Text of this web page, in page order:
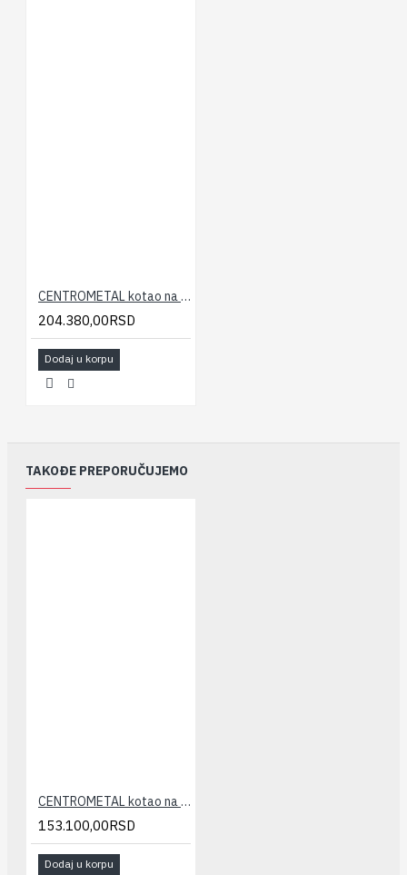
CENTROMETAL kotao na čvrsto gorivo EKO CK P 40
204.380,00RSD
Dodaj u korpu
TAKOĐE PREPORUČUJEMO
CENTROMETAL kotao na čvrsto gorivo EKO CK P 14
153.100,00RSD
Dodaj u korpu